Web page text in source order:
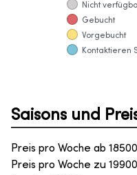
Nicht
Gebucht
Vorgebucht
Kontaktieren
Saisons und
Preis pro Woche ab 18500
Preis pro Woche zu 19900